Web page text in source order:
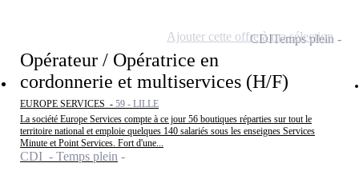
Opérateur / Opératrice en
cordonnerie et multiservices (H/F)
EUROPE SERVICES - 59 - LILLE
La société Europe Services compte à ce jour 56 boutiques réparties sur tout le
territoire national et emploie quelques 140 salariés sous les enseignes Services
Minute et Point Services. Fort d'une...
CDI - Temps plein
CDITemps plein
Ajouter cette offre à ma sélection